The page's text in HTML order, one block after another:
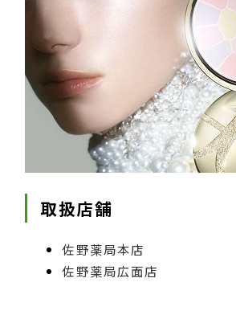
取扱店舗
佐野薬局本店
佐野薬局広面店